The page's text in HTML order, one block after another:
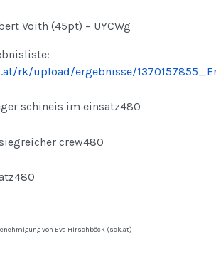
Voith (45pt) – UYCWg
rk/upload/ergebnisse/
von Eva Hirschböck (sck.at)